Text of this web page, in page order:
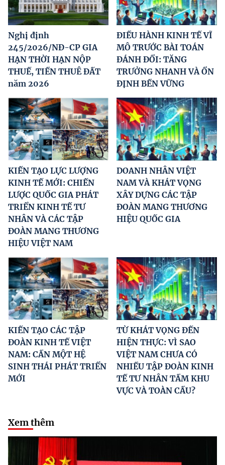
Nghị định
245/2026/NĐ-CP GIA
HẠN THỜI HẠN NỘP
THUẾ, TIỀN THUÊ ĐẤT
năm 2026
ĐIỀU HÀNH KINH TẾ VĨ
MÔ TRƯỚC BÀI TOÁN
ĐÁNH ĐỔI: TĂNG
TRƯỞNG NHANH VÀ ỔN
ĐỊNH BỀN VỮNG
KIẾN TẠO LỰC LƯỢNG
KINH TẾ MỚI: CHIẾN
LƯỢC QUỐC GIA PHÁT
TRIỂN KINH TẾ TƯ
NHÂN VÀ CÁC TẬP
ĐOÀN MANG THƯƠNG
HIỆU VIỆT NAM
DOANH NHÂN VIỆT
NAM VÀ KHÁT VỌNG
XÂY DỰNG CÁC TẬP
ĐOÀN MANG THƯƠNG
HIỆU QUỐC GIA
KIẾN TẠO CÁC TẬP
ĐOÀN KINH TẾ VIỆT
NAM: CẦN MỘT HỆ
SINH THÁI PHÁT TRIỂN
MỚI
TỪ KHÁT VỌNG ĐẾN
HIỆN THỰC: VÌ SAO
VIỆT NAM CHƯA CÓ
NHIỀU TẬP ĐOÀN KINH
TẾ TƯ NHÂN TẦM KHU
VỰC VÀ TOÀN CẦU?
Xem thêm